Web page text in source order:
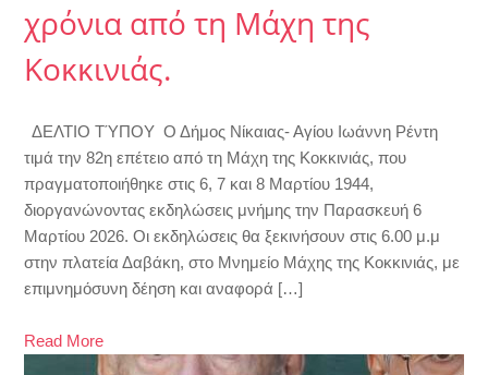
χρόνια από τη Μάχη της
Κοκκινιάς.
ΔΕΛΤΙΟ ΤΎΠΟΥ Ο Δήμος Νίκαιας- Αγίου Ιωάννη Ρέντη
τιμά την 82η επέτειο από τη Μάχη της Κοκκινιάς, που
πραγματοποιήθηκε στις 6, 7 και 8 Μαρτίου 1944,
διοργανώνοντας εκδηλώσεις μνήμης την Παρασκευή 6
Μαρτίου 2026. Οι εκδηλώσεις θα ξεκινήσουν στις 6.00 μ.μ
στην πλατεία Δαβάκη, στο Μνημείο Μάχης της Κοκκινιάς, με
επιμνημόσυνη δέηση και αναφορά […]
Read More